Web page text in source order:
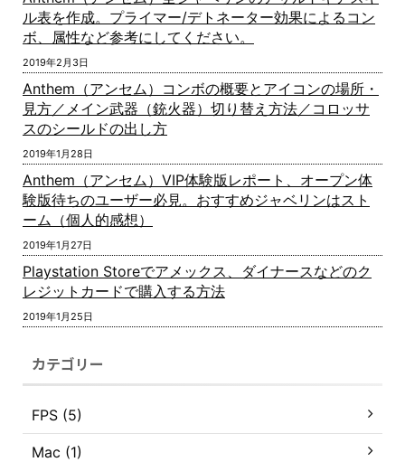
ル表を作成。プライマー/デトネーター効果によるコン
ボ、属性など参考にしてください。
2019年2月3日
Anthem（アンセム）コンボの概要とアイコンの場所・
見方／メイン武器（銃火器）切り替え方法／コロッサ
スのシールドの出し方
2019年1月28日
Anthem（アンセム）VIP体験版レポート、オープン体
験版待ちのユーザー必見。おすすめジャベリンはスト
ーム（個人的感想）
2019年1月27日
Playstation Storeでアメックス、ダイナースなどのク
レジットカードで購入する方法
2019年1月25日
カテゴリー
FPS (5)
Mac (1)